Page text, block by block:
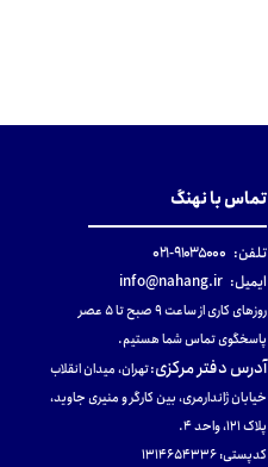
تماس با نهنگ
تلفن: ۹۱۰۳۵۰۰۰-۰۲۱
ایمیل: info@nahang.ir
روزهای کاری از ساعت ۹ صبح تا ۵ عصر
پاسخگوی تماس شما هستیم.
آدرس دفتر مرکزی:تهران، میدان انقلاب
خیابان ژاندارمری، بین کارگر و منیری جاوید،
پلاک 121، واحد ۴.
کدپستی: 131465433۶